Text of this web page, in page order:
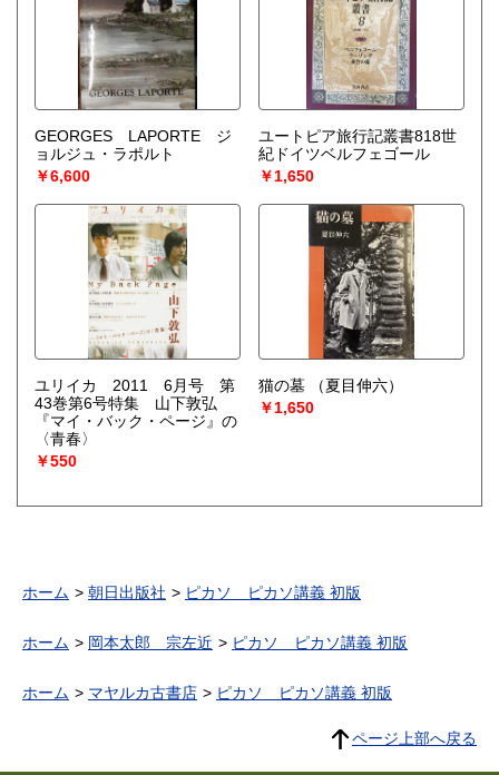
GEORGES LAPORTE ジ
ョルジュ・ラポルト
￥6,600
ユートピア旅行記叢書818世
紀ドイツベルフェゴール
￥1,650
ユリイカ 2011 6月号 第
43巻第6号特集 山下敦弘
『マイ・バック・ページ』の
〈青春〉
￥550
猫の墓
（夏目伸六）
￥1,650
ホーム 朝日出版社 ピカソ ピカソ講義 初版
ホーム 岡本太郎 宗左近 ピカソ ピカソ講義 初版
ホーム マヤルカ古書店 ピカソ ピカソ講義 初版
ページ上部へ戻る